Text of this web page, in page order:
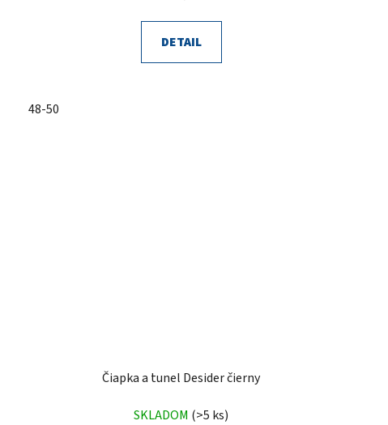
DETAIL
48-50
Čiapka a tunel Desider čierny
SKLADOM (>5 ks)